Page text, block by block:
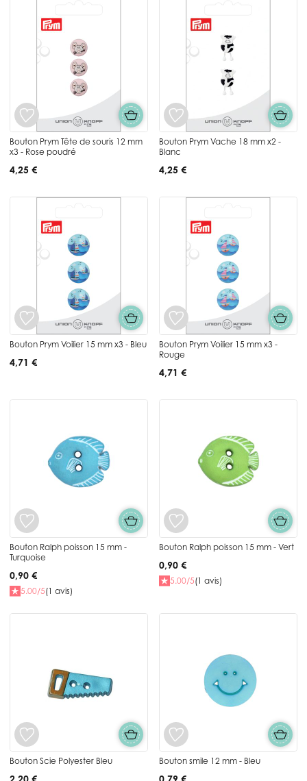
Bouton Prym Tête de souris 12 mm
x3 - Rose poudré
4,25 €
Bouton Prym Vache 18 mm x2 -
Blanc
4,25 €
Bouton Prym Voilier 15 mm x3 - Bleu
4,71 €
Bouton Prym Voilier 15 mm x3 -
Rouge
4,71 €
Bouton Ralph poisson 15 mm -
Turquoise
0,90 €
5.00/5(1 avis)
Bouton Ralph poisson 15 mm - Vert
0,90 €
5.00/5(1 avis)
Bouton Scie Polyester Bleu
2,20 €
Bouton smile 12 mm - Bleu
0,79 €